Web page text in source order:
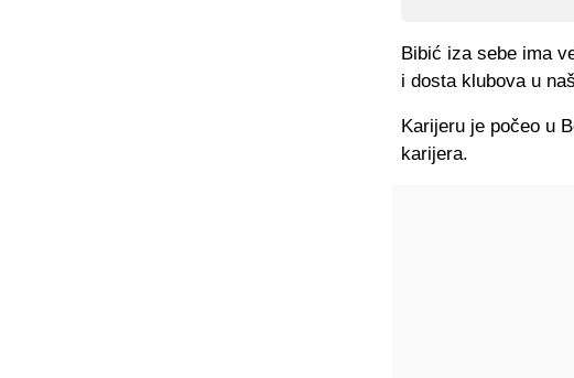
Bibić iza sebe ima
i dosta klubova u
Karijeru je počeo u
karijera.